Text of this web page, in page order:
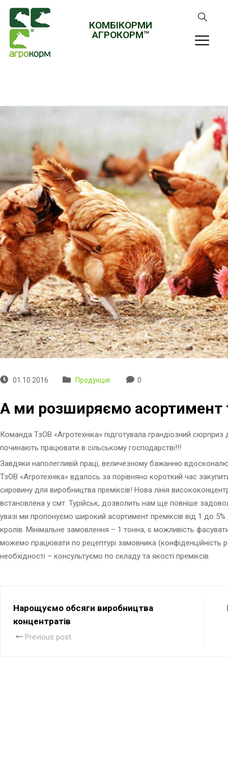
КОМБІКОРМИ
АГРОКОРМ™
01.10.2016 Продукція 0
А ми розширяємо асортимент
Команда ТзОВ «Агротехніка» підготувала грандіозний сюрприз
починають працювати в сільському господарстві!!!
Завдяки наполегливій праці, величезному бажанню
ТзОВ «Агротехніка» вдалось за порівняно короткий час
сировину для виробництва преміксів! Нова лінія
встановлена у смт. Турійськ, дозволить нам ще повніше
увазі ми пропонуємо широкий асортимент преміксів від 1 до
кролів. Мінімальне замовлення – 1 тонна, є можливість
можемо працювати по рецептурі замовника (конфіденційність
необхідності – консультуємо по складу та якості преміксів.
Нарощуємо обсяги виробництва
концентратів
Previous post